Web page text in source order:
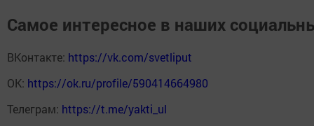
Самое интересное в наших
ВКонтакте: https://vk.com/svetliput
ОК: https://ok.ru/profile/590414664980
Телеграм: https://t.me/yakti_ul